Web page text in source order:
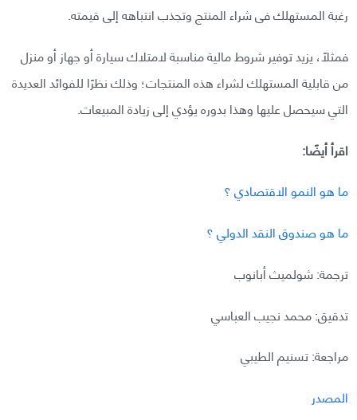
رغبة المستهلك فى شراء المنتج وتجذب انتباهه إلى قيمته.
فمثلًا، يزيد توفير شروط مالية مناسبة لامتلاك سيارة أو جهاز أو منزل
من قابلية المستهلك لشراء هذه المنتجات؛ وذلك نظرًا للفوائد العديدة
التي سيحصل عليها وهذا بدوره يؤدي إلى زيادة المبيعات.
اقرأ أيضًا:
ما هو النمو الاقتصادي ؟
ما هو صندوق النقد الدولي ؟
ترجمة: شولميث أبانوب
تدقيق: محمد نجيب العباسي
مراجعة: تسنيم الطيبي
المصدر